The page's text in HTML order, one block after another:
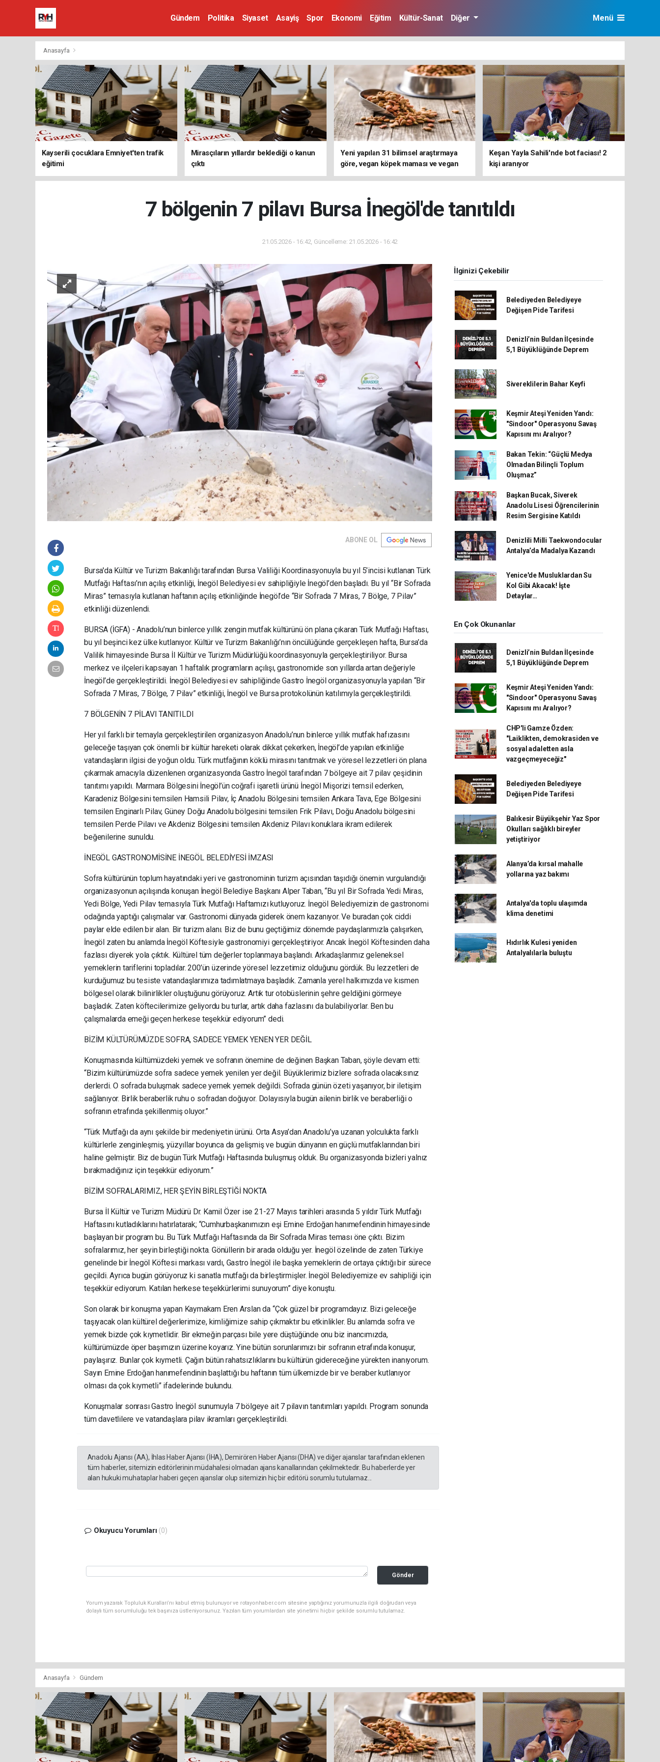
Gündem Politika Siyaset Asayiş Spor Ekonomi Eğitim Kültür-Sanat Diğer Menü
Anasayfa
Kayserili çocuklara Emniyet'ten trafik
eğitimi
Mirasçıların yıllardır beklediği o kanun
çıktı
Yeni yapılan 31 bilimsel araştırmaya
göre, vegan köpek maması ve vegan
kedi mamasının iyi sindirildiğini ortaya
Keşan Yayla Sahili'nde bot faciası! 2
kişi aranıyor
7 bölgenin 7 pilavı Bursa İnegöl'de tanıtıldı
21.05.2026 - 16:42, Güncelleme: 21.05.2026 - 16:42
ABONE OL
Bursa'da Kültür ve Turizm Bakanlığı tarafından Bursa Valiliği Koordinasyonuyla bu yıl 5’incisi kutlanan Türk
Mutfağı Haftası’nın açılış etkinliği, İnegöl Belediyesi ev sahipliğiyle İnegöl’den başladı. Bu yıl “Bir Sofrada
Miras” temasıyla kutlanan haftanın açılış etkinliğinde İnegöl’de “Bir Sofrada 7 Miras, 7 Bölge, 7 Pilav”
etkinliği düzenlendi.
BURSA (İGFA) - Anadolu’nun binlerce yıllık zengin mutfak kültürünü ön plana çıkaran Türk Mutfağı Haftası,
bu yıl beşinci kez ülke kutlanıyor. Kültür ve Turizm Bakanlığı’nın öncülüğünde gerçekleşen hafta, Bursa’da
Valilik himayesinde Bursa İl Kültür ve Turizm Müdürlüğü koordinasyonuyla gerçekleştiriliyor. Bursa
merkez ve ilçeleri kapsayan 1 haftalık programların açılışı, gastronomide son yıllarda artan değeriyle
İnegöl’de gerçekleştirildi. İnegöl Belediyesi ev sahipliğinde Gastro İnegöl organizasyonuyla yapılan “Bir
Sofrada 7 Miras, 7 Bölge, 7 Pilav” etkinliği, İnegöl ve Bursa protokolünün katılımıyla gerçekleştirildi.
7 BÖLGENİN 7 PİLAVI TANITILDI
Her yıl farklı bir temayla gerçekleştirilen organizasyon Anadolu’nun binlerce yıllık mutfak hafızasını
geleceğe taşıyan çok önemli bir kültür hareketi olarak dikkat çekerken, İnegöl’de yapılan etkinliğe
vatandaşların ilgisi de yoğun oldu. Türk mutfağının köklü mirasını tanıtmak ve yöresel lezzetleri ön plana
çıkarmak amacıyla düzenlenen organizasyonda Gastro İnegöl tarafından 7 bölgeye ait 7 pilav çeşidinin
tanıtımı yapıldı. Marmara Bölgesini İnegöl’ün coğrafi işaretli ürünü İnegöl Mişorizi temsil ederken,
Karadeniz Bölgesini temsilen Hamsili Pilav, İç Anadolu Bölgesini temsilen Ankara Tava, Ege Bölgesini
temsilen Enginarlı Pilav, Güney Doğu Anadolu bölgesini temsilen Frik Pilavı, Doğu Anadolu bölgesini
temsilen Perde Pilavı ve Akdeniz Bölgesini temsilen Akdeniz Pilavı konuklara ikram edilerek
beğenilerine sunuldu.
İNEGÖL GASTRONOMİSİNE İNEGÖL BELEDİYESİ İMZASI
Sofra kültürünün toplum hayatındaki yeri ve gastronominin turizm açısından taşıdığı önemin vurgulandığı
organizasyonun açılışında konuşan İnegöl Belediye Başkanı Alper Taban, “Bu yıl Bir Sofrada Yedi Miras,
Yedi Bölge, Yedi Pilav temasıyla Türk Mutfağı Haftamızı kutluyoruz. İnegöl Belediyemizin de gastronomi
odağında yaptığı çalışmalar var. Gastronomi dünyada giderek önem kazanıyor. Ve buradan çok ciddi
paylar elde edilen bir alan. Bir turizm alanı. Biz de bunu geçtiğimiz dönemde paydaşlarımızla çalışırken,
İnegöl zaten bu anlamda İnegöl Köftesiyle gastronomiyi gerçekleştiriyor. Ancak İnegöl Köftesinden daha
fazlası diyerek yola çıktık. Kültürel tüm değerler toplanmaya başlandı. Arkadaşlarımız geleneksel
yemeklerin tariflerini topladılar. 200’ün üzerinde yöresel lezzetimiz olduğunu gördük. Bu lezzetleri de
kurduğumuz bu tesiste vatandaşlarımıza tadımlatmaya başladık. Zamanla yerel halkımızda ve kısmen
bölgesel olarak bilinirlikler oluştuğunu görüyoruz. Artık tur otobüslerinin şehre geldiğini görmeye
başladık. Zaten köftecilerimize geliyordu bu turlar, artık daha fazlasını da bulabiliyorlar. Ben bu
çalışmalarda emeği geçen herkese teşekkür ediyorum” dedi.
BİZİM KÜLTÜRÜMÜZDE SOFRA, SADECE YEMEK YENEN YER DEĞİL
Konuşmasında kültümüzdeki yemek ve sofranın önemine de değinen Başkan Taban, şöyle devam etti:
“Bizim kültürümüzde sofra sadece yemek yenilen yer değil. Büyüklerimiz bizlere sofrada olacaksınız
derlerdi. O sofrada buluşmak sadece yemek yemek değildi. Sofrada günün özeti yaşanıyor, bir iletişim
sağlanıyor. Birlik beraberlik ruhu o sofradan doğuyor. Dolayısıyla bugün ailenin birlik ve beraberliği o
sofranın etrafında şekillenmiş oluyor.”
“Türk Mutfağı da aynı şekilde bir medeniyetin ürünü. Orta Asya’dan Anadolu’ya uzanan yolculukta farklı
kültürlerle zenginleşmiş, yüzyıllar boyunca da gelişmiş ve bugün dünyanın en güçlü mutfaklarından biri
haline gelmiştir. Biz de bugün Türk Mutfağı Haftasında buluşmuş olduk. Bu organizasyonda bizleri yalnız
bırakmadığınız için teşekkür ediyorum.”
BİZİM SOFRALARIMIZ, HER ŞEYİN BİRLEŞTİĞİ NOKTA
Bursa İl Kültür ve Turizm Müdürü Dr. Kamil Özer ise 21-27 Mayıs tarihleri arasında 5 yıldır Türk Mutfağı
Haftasını kutladıklarını hatırlatarak; “Cumhurbaşkanımızın eşi Emine Erdoğan hanımefendinin himayesinde
başlayan bir program bu. Bu Türk Mutfağı Haftasında da Bir Sofrada Miras teması öne çıktı. Bizim
sofralarımız, her şeyin birleştiği nokta. Gönüllerin bir arada olduğu yer. İnegöl özelinde de zaten Türkiye
genelinde bir İnegöl Köftesi markası vardı, Gastro İnegöl ile başka yemeklerin de ortaya çıktığı bir sürece
geçildi. Ayrıca bugün görüyoruz ki sanatla mutfağı da birleştirmişler. İnegöl Belediyemize ev sahipliği için
teşekkür ediyorum. Katılan herkese teşekkürlerimi sunuyorum” diye konuştu.
Son olarak bir konuşma yapan Kaymakam Eren Arslan da “Çok güzel bir programdayız. Bizi geleceğe
taşıyacak olan kültürel değerlerimize, kimliğimize sahip çıkmaktır bu etkinlikler. Bu anlamda sofra ve
yemek bizde çok kıymetlidir. Bir ekmeğin parçası bile yere düştüğünde onu biz inancımızda,
kültürümüzde öper başımızın üzerine koyarız. Yine bütün sorunlarımızı bir sofranın etrafında konuşur,
paylaşırız. Bunlar çok kıymetli. Çağın bütün rahatsızlıklarını bu kültürün gidereceğine yürekten inanıyorum.
Sayın Emine Erdoğan hanımefendinin başlattığı bu haftanın tüm ülkemizde bir ve beraber kutlanıyor
olması da çok kıymetli” ifadelerinde bulundu.
Konuşmalar sonrası Gastro İnegöl sunumuyla 7 bölgeye ait 7 pilavın tanıtımları yapıldı. Program sonunda
tüm davetlilere ve vatandaşlara pilav ikramları gerçekleştirildi.
Anadolu Ajansı (AA), İhlas Haber Ajansı (İHA), Demirören Haber Ajansı (DHA) ve diğer ajanslar tarafından eklenen
tüm haberler, sitemizin editörlerinin müdahalesi olmadan ajans kanallarından çekilmektedir. Bu haberlerde yer
alan hukuki muhataplar haberi geçen ajanslar olup sitemizin hiç bir editörü sorumlu tutulamaz...
Okuyucu Yorumları (0)
Gönder
Yorum yazarak Topluluk Kuralları’nı kabul etmiş bulunuyor ve rotayonhaber.com sitesine yaptığınız yorumunuzla ilgili doğrudan veya
dolaylı tüm sorumluluğu tek başınıza üstleniyorsunuz. Yazılan tüm yorumlardan site yönetimi hiçbir şekilde sorumlu tutulamaz.
İlginizi Çekebilir
Belediyeden Belediyeye
Değişen Pide Tarifesi
Denizli’nin Buldan İlçesinde
5,1 Büyüklüğünde Deprem
Sivereklilerin Bahar Keyfi
Keşmir Ateşi Yeniden Yandı:
"Sindoor" Operasyonu Savaş
Kapısını mı Aralıyor?
Bakan Tekin: “Güçlü Medya
Olmadan Bilinçli Toplum
Oluşmaz”
Başkan Bucak, Siverek
Anadolu Lisesi Öğrencilerinin
Resim Sergisine Katıldı
Denizlili Milli Taekwondocular
Antalya’da Madalya Kazandı
Yenice'de Musluklardan Su
Kol Gibi Akacak! İşte
Detaylar…
En Çok Okunanlar
Denizli’nin Buldan İlçesinde
5,1 Büyüklüğünde Deprem
Keşmir Ateşi Yeniden Yandı:
"Sindoor" Operasyonu Savaş
Kapısını mı Aralıyor?
CHP'li Gamze Özden:
"Laiklikten, demokrasiden ve
sosyal adaletten asla
vazgeçmeyeceğiz"
Belediyeden Belediyeye
Değişen Pide Tarifesi
Balıkesir Büyükşehir Yaz Spor
Okulları sağlıklı bireyler
yetiştiriyor
Alanya’da kırsal mahalle
yollarına yaz bakımı
Antalya'da toplu ulaşımda
klima denetimi
Hıdırlık Kulesi yeniden
Antalyalılarla buluştu
Anasayfa Gündem